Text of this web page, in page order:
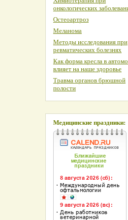
онкологических
Остеоартроз
Меланома
Методы исследования при
ревматических болезнях
Как форма кресла в
влияет на наше здоровье
Травма органов брюшной
полости
Медицинские праздники: